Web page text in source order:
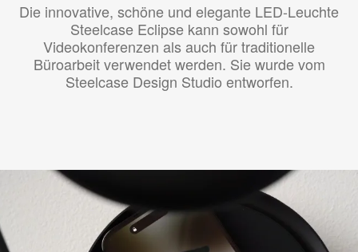
Die innovative, schöne und elegante LED-Leuchte
Steelcase Eclipse kann sowohl für
Videokonferenzen als auch für traditionelle
Büroarbeit verwendet werden. Sie wurde vom
Steelcase Design Studio entworfen.